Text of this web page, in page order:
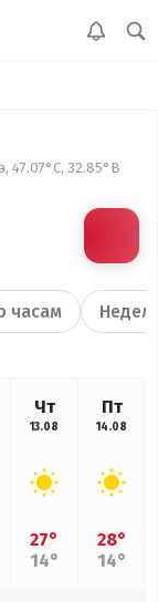
47.07°С, 32.85°В
часам
Чт
13.08
27°
14°
Пт
14.08
28°
14°